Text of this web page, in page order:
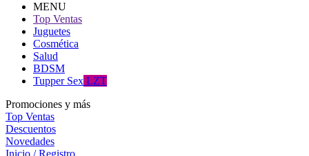
MENU
Top Ventas
Juguetes
Cosmética
Salud
BDSM
Tupper Sex LZT
Promociones y más
Top Ventas
Descuentos
Novedades
Inicio / Registro